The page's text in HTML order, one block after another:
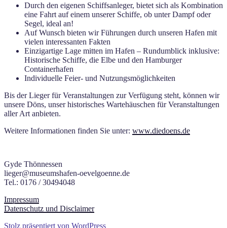
Durch den eigenen Schiffsanleger, bietet sich als Kombination
eine Fahrt auf einem unserer Schiffe, ob unter Dampf oder
Segel, ideal an!
Auf Wunsch bieten wir Führungen durch unseren Hafen mit
vielen interessanten Fakten
Einzigartige Lage mitten im Hafen – Rundumblick inklusive:
Historische Schiffe, die Elbe und den Hamburger
Containerhafen
Individuelle Feier- und Nutzungsmöglichkeiten
Bis der Lieger für Veranstaltungen zur Verfügung steht, können wir
unsere Döns, unser historisches Wartehäuschen für Veranstaltungen
aller Art anbieten.
Weitere Informationen finden Sie unter: www.diedoens.de
Gyde Thönnessen
lieger@museumshafen-oevelgoenne.de
Tel.: 0176 / 30494048
Impressum
Datenschutz und Disclaimer
Stolz präsentiert von WordPress